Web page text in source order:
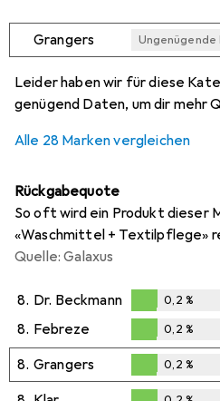
Grangers
Leider haben wir für diese
genügend Daten, um dir mehr
Alle 28 Marken vergleichen
Rückgabequote
So oft wird ein Produkt dieser
«Waschmittel + Textilpflege»
Quelle: Galaxus
8. Dr. Beckmann
0,2%
0,2 %
8. Febreze
0,2%
0,2 %
8. Grangers
0,2%
0,2 %